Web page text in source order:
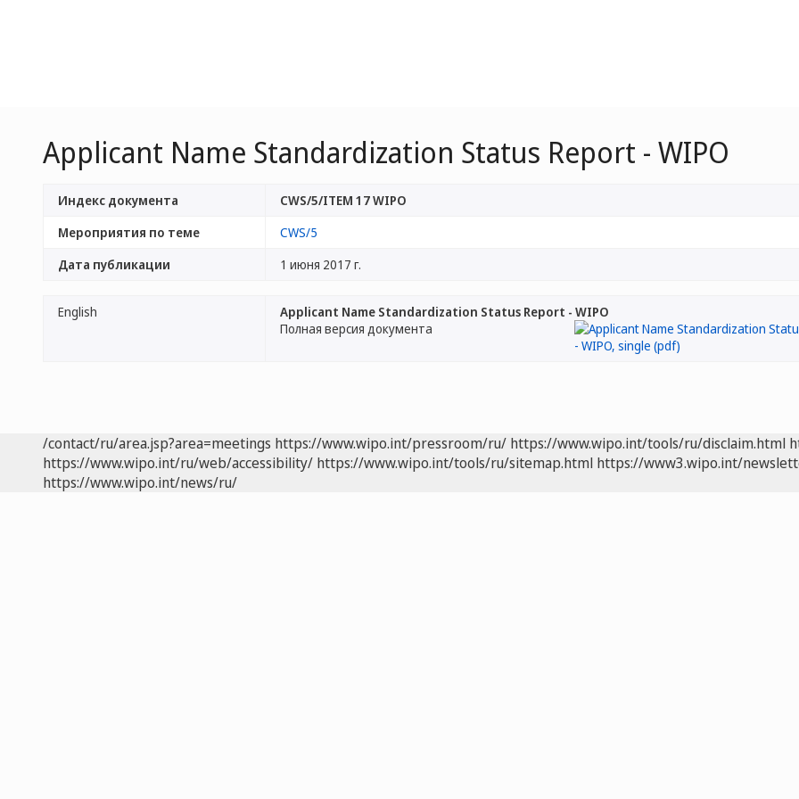
Applicant Name Standardization Status Report - WIPO
Индекс документа
CWS/5/ITEM 17 WIPO
Мероприятия по теме
CWS/5
Дата публикации
1 июня 2017 г.
English
Applicant Name Standardization Status Report - WIPO
Полная версия документа
/contact/ru/area.jsp?area=meetings https://www.wipo.int/pressroom/ru/ https://www.wipo.int/tools/ru/disclaim.html
https://www.wipo.int/ru/web/accessibility/ https://www.wipo.int/tools/ru/sitemap.html https://www3.wipo.int/
https://www.wipo.int/news/ru/